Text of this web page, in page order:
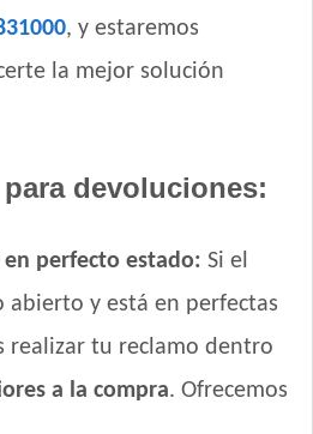
, y estaremos
la mejor solución
devoluciones:
perfecto estado: Si el
y está en perfectas
realizar tu reclamo dentro
a la compra. Ofrecemos